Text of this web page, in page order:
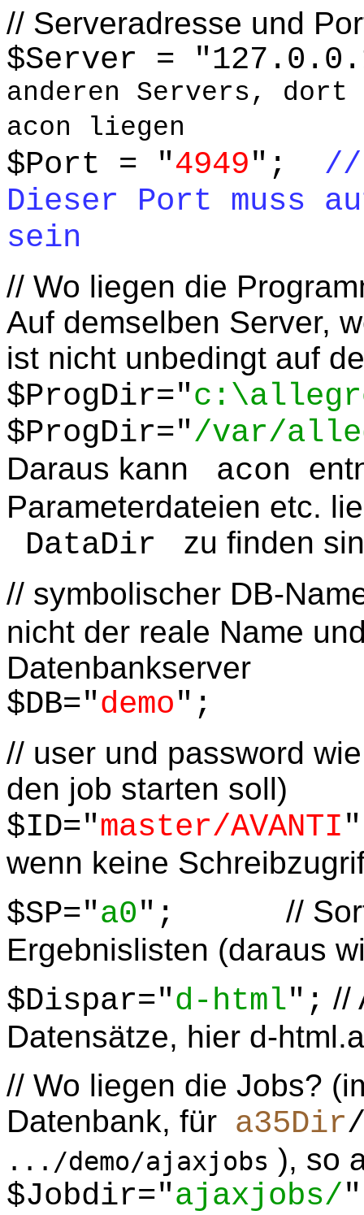
// Serveradresse und
$Server =
anderen Servers, dort
acon liegen
$Port = "4949";
Dieser Port muss
sein
// Wo liegen die
Auf demselben Server,
ist nicht unbedingt auf
$ProgDir="
$ProgDir="/var/
Daraus kann acon
Parameterdateien etc.
DataDir
zu finden
// symbolischer DB-
nicht der reale Name
Datenbankserver
$DB="demo";
// user und password
den job starten soll)
$ID="master/AVANTI
wenn keine
$SP="a0";
//
Ergebnislisten (daraus
$Dispar="d-html"; //
Datensätze, hier d-
// Wo liegen die Jobs?
Datenbank, für a35Dir
.../demo/ajaxjobs ), so
$Jobdir="ajaxjobs/